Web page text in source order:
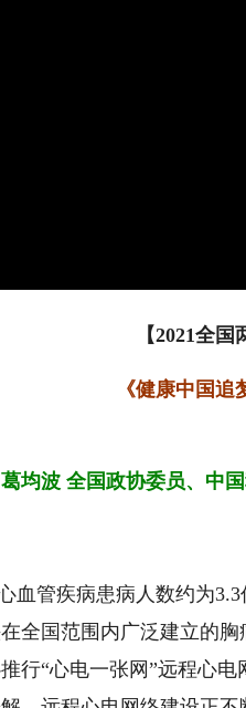
【2021全
《健康中国追
葛均波 全国政协委员、中
管疾病患病人数约为3.3
全国范围内广泛建立的胸
行“心电一张网”远程心